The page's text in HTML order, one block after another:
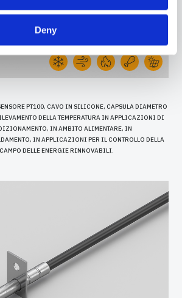
Deny
PT100, CAVO IN SILICONE, CAPSULA DIAMETRO
DELLA TEMPERATURA IN APPLICAZIONI DI
IN AMBITO ALIMENTARE, IN
IN APPLICAZIONI PER IL CONTROLLO DELLA
DELLE ENERGIE RINNOVABILI.